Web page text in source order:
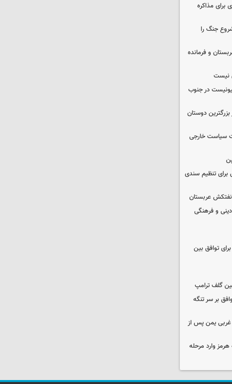
برای مذاکره
جنگ را
و فرمانده
نیست
سرباز صهیونیست در جنوب
دوستان
سیاست خارجی
برای تنظیم سندی
نفتکش عربستان
و فرهنگی
توافق بین
گلف ترامپ
بر سر تنگه
یمن پس از
هرمز وارد مرحله